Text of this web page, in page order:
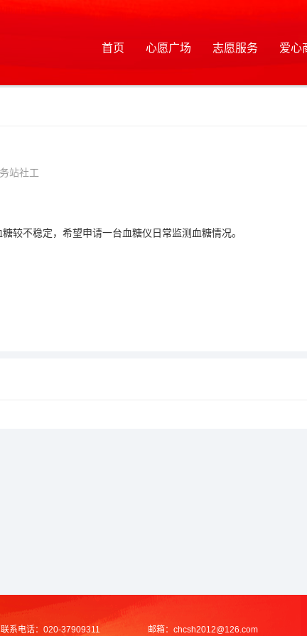
首页 心愿广场 志愿服务 爱心
站社工
较不稳定，希望申请一台血糖仪日常监测血糖情况。
联系电话： 020-37909311 邮箱： chcsh2012@126.com